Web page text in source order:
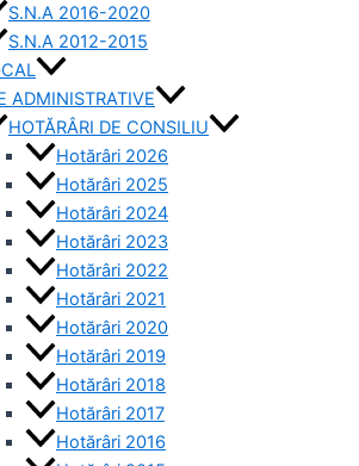
S.N.A 2016-2020
S.N.A 2012-2015
ADMINISTRATIVE
HOTĂRÂRI DE CONSILIU
Hotărâri 2026
Hotărâri 2025
Hotărâri 2024
Hotărâri 2023
Hotărâri 2022
Hotărâri 2021
Hotărâri 2020
Hotărâri 2019
Hotărâri 2018
Hotărâri 2017
Hotărâri 2016